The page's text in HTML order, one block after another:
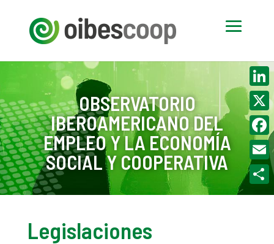
OBSERVATORIO
IBEROAMERICANO DEL
EMPLEO Y LA ECONOMÍA
SOCIAL Y COOPERATIVA
Legislaciones
X
Email